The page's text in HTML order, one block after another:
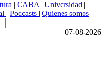
| CABA | Universidad |
| Podcasts | Quienes somos
07-08-2026